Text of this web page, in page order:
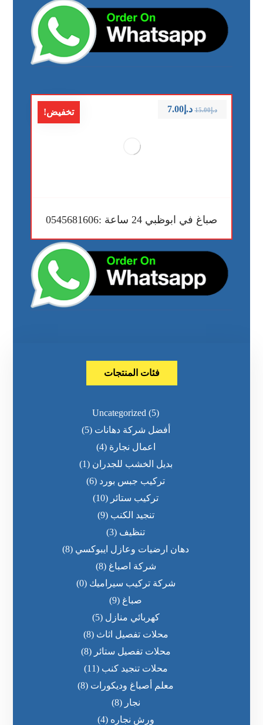
تخفيض!
صباغ في ابوظبي 24 ساعة :0545681606
د.إ15.00 د.إ7.00
فئات المنتجات
Uncategorized (5)
أفضل شركة دهانات (5)
اعمال نجارة (4)
بديل الخشب للجدران (1)
تركيب جبس بورد (6)
تركيب ستائر (10)
تنجيد الكنب (9)
تنظيف (3)
دهان ارضيات وعازل ايبوكسي (8)
شركة اصباغ (8)
شركة تركيب سيراميك (0)
صباغ (9)
كهربائي منازل (5)
محلات تفصيل اثاث (8)
محلات تفصيل ستائر (8)
محلات تنجيد كنب (11)
معلم أصباغ وديكورات (8)
نجار (8)
ورش نجاره (4)